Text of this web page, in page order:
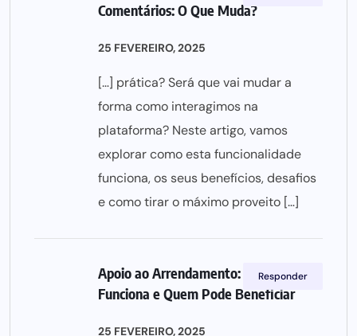
Comentários: O Que Muda?
25 FEVEREIRO, 2025
[…] prática? Será que vai mudar a
forma como interagimos na
plataforma? Neste artigo, vamos
explorar como esta funcionalidade
funciona, os seus benefícios, desafios
e como tirar o máximo proveito […]
Apoio ao Arrendamento: Como
Funciona e Quem Pode Beneficiar
25 FEVEREIRO, 2025
Responder